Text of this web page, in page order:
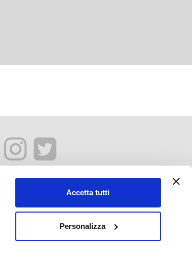
Accetta tutti
Personalizza